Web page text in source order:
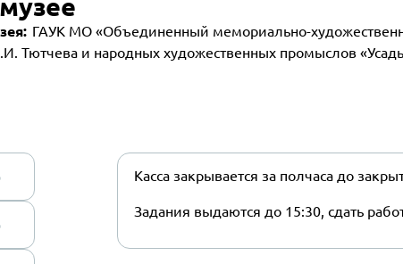
ГАУК МО «Объединенный мемориально-
Тютчева и народных художественных промыслов
Касса закрывается за полчаса до
Задания выдаются до 15:30, сдать